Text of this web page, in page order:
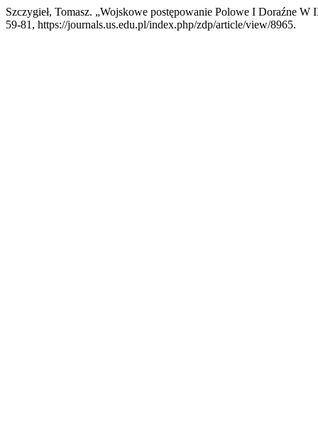
Szczygieł, Tomasz. „Wojskowe postępowanie Polowe I Doraźne
59-81, https://journals.us.edu.pl/index.php/zdp/article/view/8965.